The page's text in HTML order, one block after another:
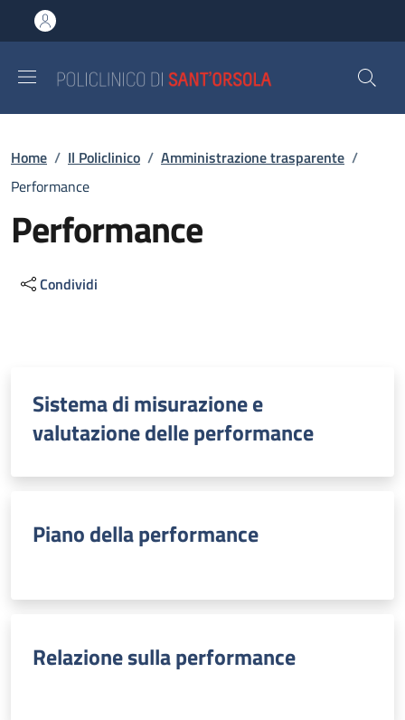
al contenuto principale
to footer content
Briciole di pane
Home / Il Policlinico / Amministrazione trasparente /
Performance
Performance
Condividi
Sistema di misurazione e
valutazione delle performance
Piano della performance
Relazione sulla performance